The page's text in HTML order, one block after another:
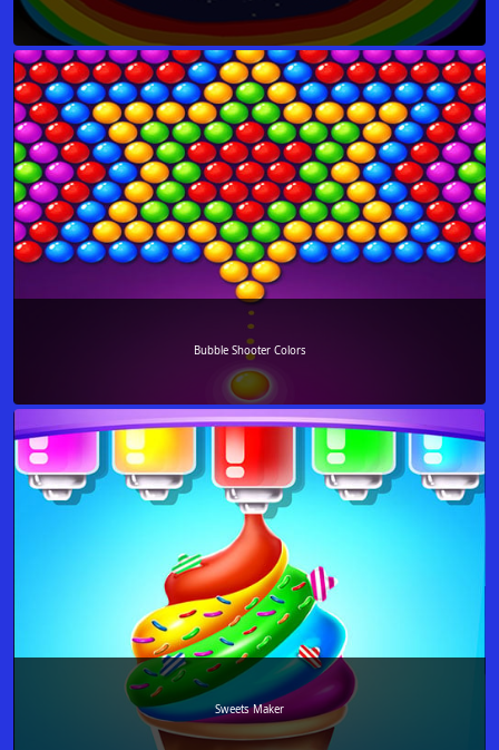
Bubble Shooter Colors
Sweets Maker